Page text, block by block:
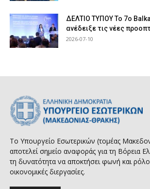
ΔΕΛΤΙΟ ΤΥΠΟΥ Το 7ο
ανέδειξε τις νέες
2026-07-10
Το Υπουργείο Εσωτερικών (τομέας
αποτελεί σημείο αναφοράς για τη Βόρεια
τη δυνατότητα να αποκτήσει φωνή και ρόλο
οικονομικές διεργασίες.